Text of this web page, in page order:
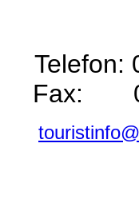
Telefon:
Fax: